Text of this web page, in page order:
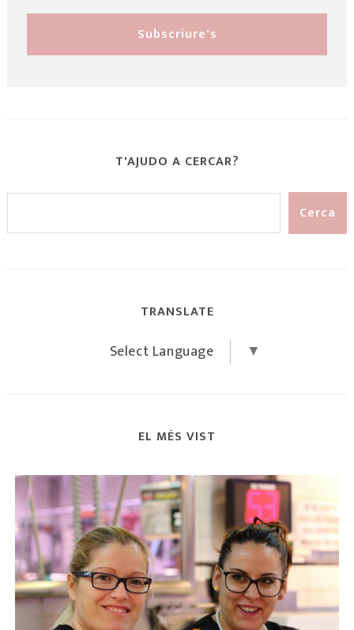
T'AJUDO A CERCAR?
TRANSLATE
Select Language ▼
EL MÉS VIST